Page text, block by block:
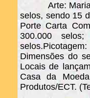
Arte:
selos, sendo 15
Porte Carta
300.000
Dimensões do
Locais de
Casa da
Produtos/ECT.